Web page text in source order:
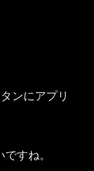
ンにアプリ
すね。